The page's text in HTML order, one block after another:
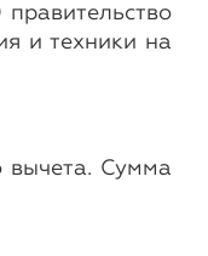
и техники на
вычета. Сумма